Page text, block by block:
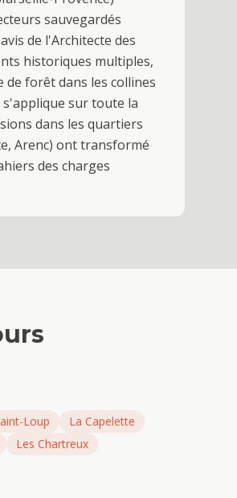
sauvegardés
de l'Architecte des
historiques multiples,
de forêt dans les collines
s'applique sur toute la
dans les quartiers
Arenc) ont transformé
des charges
Loup
La Capelette
Les Chartreux